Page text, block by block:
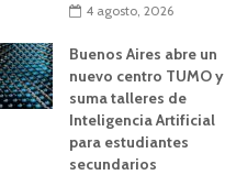
4 agosto, 2026
Buenos Aires abre un
nuevo centro TUMO y
suma talleres de
Inteligencia Artificial
para estudiantes
secundarios